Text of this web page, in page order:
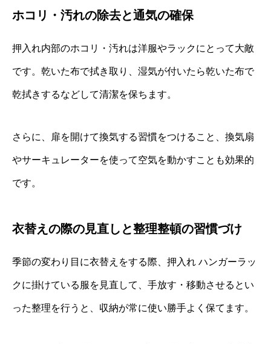
ホコリ・汚れの除去と通気の確保
押入れ内部のホコリ・汚れは洋服やラックにとって大敵
です。乾いた布で拭き取り、湿気が付いたら乾いた布で
乾拭きするなどして清潔を保ちます。
さらに、扉を開けて換気する習慣をつけること、換気扇
やサーキュレーターを使って空気を動かすことも効果的
です。
衣替えの際の見直しと整理整頓の習慣づけ
季節の変わり目に衣替えをする際、押入れ ハンガーラッ
クに掛けている服を見直して、手放す・移動させるとい
った整理を行うと、収納が常に使い勝手よく保てます。